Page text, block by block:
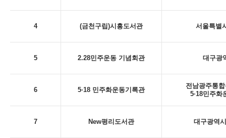
4 (금천구립)시흥도서관 서울특별
5 2.28민주운동 기념회관 대구광
6 5·18 민주화운동기록관
전남광주통
5·18민주화
7 New평리도서관 대구광역